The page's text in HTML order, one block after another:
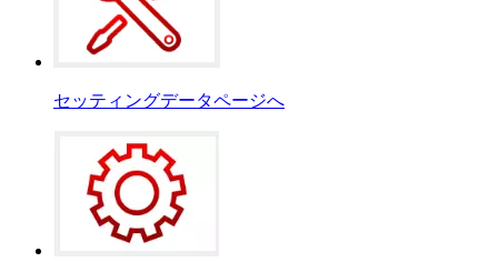
セッティングデータページへ